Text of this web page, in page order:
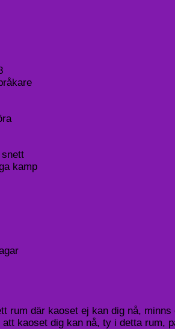
kamp
rum där kaoset ej kan dig nå,
kaoset dig kan nå, ty i detta rum,